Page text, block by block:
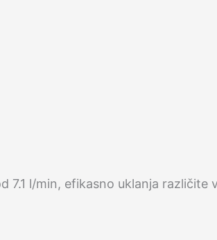
7.1 l/min, efikasno uklanja različite